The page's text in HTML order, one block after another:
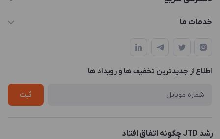
طبقه3
حساب کاربری
لیست محصولات
درباره ما
خدمات ما
چاپ و حکاکی
طراحی سه بعدی
اطلاع از جدیدترین تخفیف ها و رویداد ها
ثبت
رشد JTD چگونه اتفاق افتاد